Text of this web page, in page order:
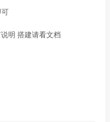
明 搭建请看文档